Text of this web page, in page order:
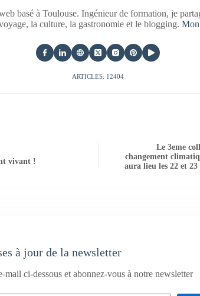
basé à Toulouse. Ingénieur de formation, je
la culture, la gastronomie et le blogging.
ARTICLES: 12404
vivant !
Le 3eme
changement
aura lieu les 22 et
à jour de la newsletter
mail ci-dessous et abonnez-vous à notre newsletter